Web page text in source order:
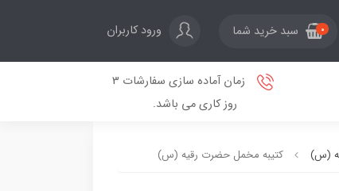
0 سبد خرید شما ورود کاربران
زمان آماده سازی سفارشات 3
روز کاری می باشد.
(س) کتیبه مخمل حضرت رقیه (س)